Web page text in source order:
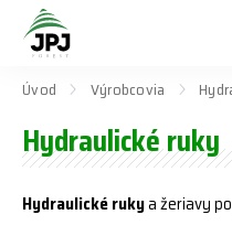
Úvod Výrobcovia
Hydraulické ruky
Hydraulické rukya žeriavy